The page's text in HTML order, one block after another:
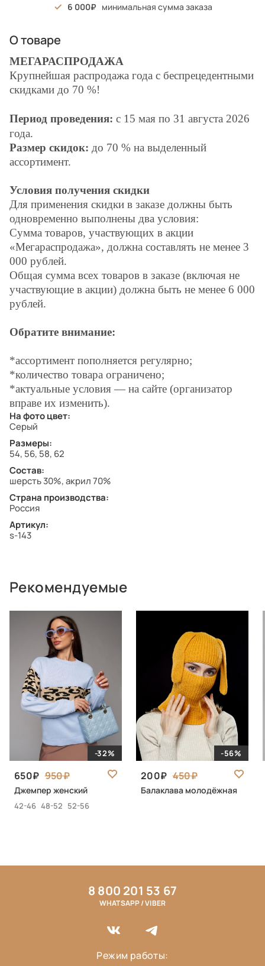
6 000 минимальная сумма заказа
О товаре
МЕГАРАСПРОДАЖА
Крупнейшая распродажа года с беспрецедентными
скидками до 70 %!
Период проведения: с 15 мая по 31 августа 2026
года.
Размер скидок: до 70 % на выделенный
ассортимент.
Условия получения скидки
Для применения скидки в заказе должны быть
одновременно выполнены два условия:
Сумма товаров, участвующих в акции
«Мегараспродажа», должна составлять не менее 3
000 рублей.
Общая сумма всех товаров в заказе (включая не
участвующие в акции) должна быть не менее 6 000
рублей.
Обратите внимание:
*ассортимент пополняется регулярно;
*количество товара ограничено;
*актуальные условия — на сайте (организатор
вправе их изменить).
На фото цвет:
Серый
Размеры:
54, 56, 58, 62
Состав:
шерсть 30%, акрил 70%
Страна производства:
Россия
Артикул:
s-143
Рекомендуемые
-32%
650 950
Джемпер женский
42-46 48-52 52-56
-56%
200 450
Балаклава молодёжная
8 800 201 53 67
WHATSAPP / VIBER
Режим работы: